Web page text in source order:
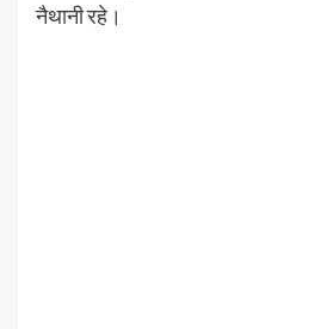
नैथानी रहे।